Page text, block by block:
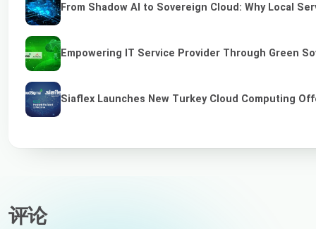
From Shadow AI to Sovereign Cloud: Why Local
Empowering IT Service Provider Through Green
Siaflex Launches New Turkey Cloud Computing
评论